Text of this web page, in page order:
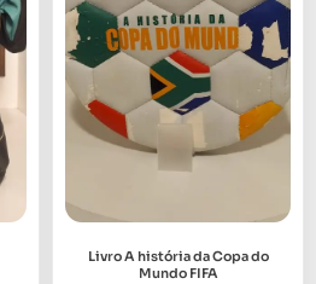
Livro A história da Copa do
Mundo FIFA